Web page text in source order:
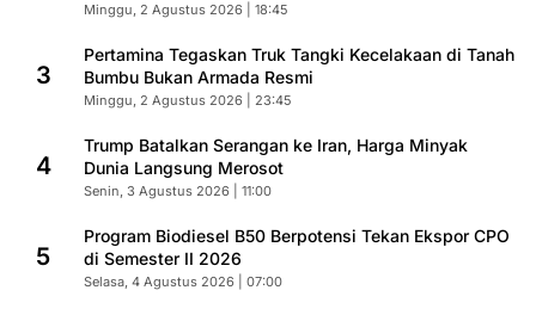
Minggu, 2 Agustus 2026 | 18:45
3
Pertamina Tegaskan Truk Tangki Kecelakaan di Tanah
Bumbu Bukan Armada Resmi
Minggu, 2 Agustus 2026 | 23:45
4
Trump Batalkan Serangan ke Iran, Harga Minyak
Dunia Langsung Merosot
Senin, 3 Agustus 2026 | 11:00
5
Program Biodiesel B50 Berpotensi Tekan Ekspor CPO
di Semester II 2026
Selasa, 4 Agustus 2026 | 07:00